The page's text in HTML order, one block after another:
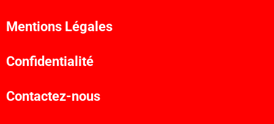
Mentions Légales
Confidentialité
Contactez-nous